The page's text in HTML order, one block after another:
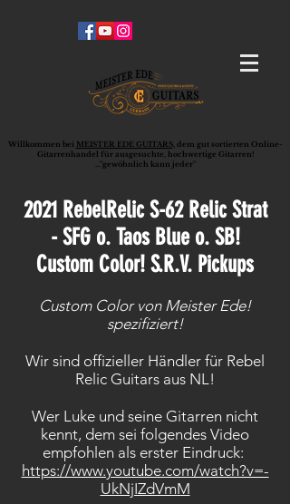
Willkommen bei MEISTER EDE GUITARS,dem gut sortierten Online-
G ita rrenhandel für ausgesuchte, hochwertige Gitarren!
..."gewöhnlich kann jeder"
2021 RebelRelic S-62 Relic Strat
- SFG o. Taos Blue o. SB!
Custom Color! S.R.V. Pickups
Custom Color von Meister Ede!
spezifiziert!
Wir sind offizieller Händler für Rebel
Relic Guitars aus NL!
Wer Luke und seine Gitarren nicht
kennt, dem sei folgendes Video
empfohlen als erster Eindruck:
https://www.youtube.com/watch?v=-
UkNjIZdVmM